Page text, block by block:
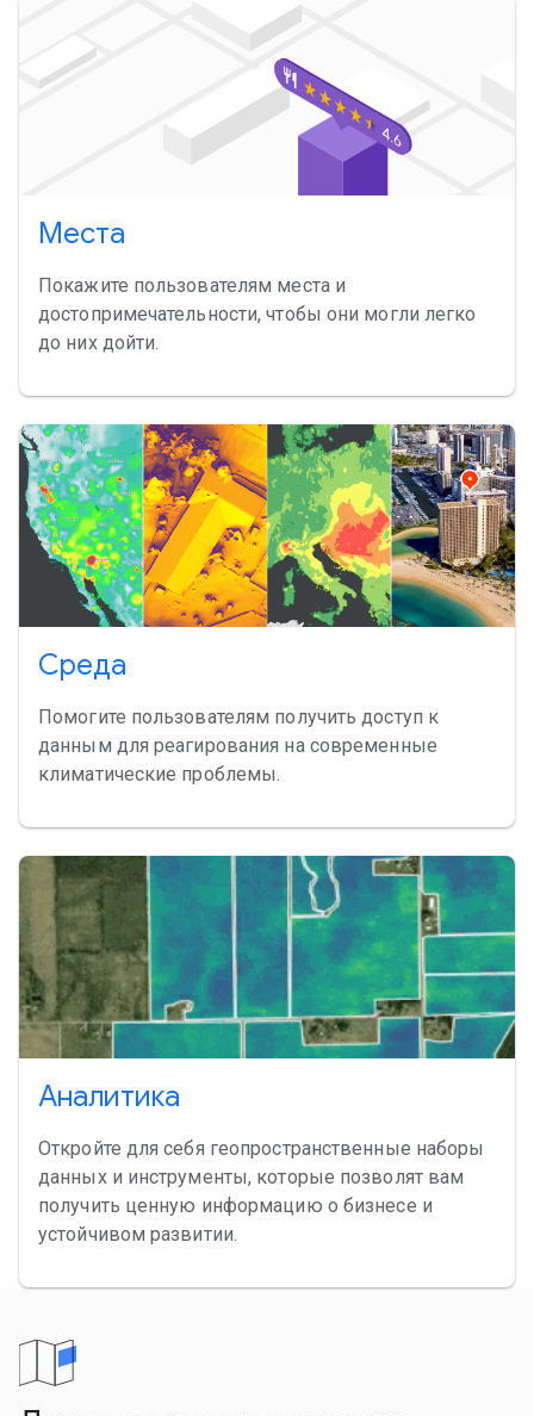
Места
Покажите пользователям места и
достопримечательности, чтобы они могли легко
до них дойти.
Среда
Помогите пользователям получить доступ к
данным для реагирования на современные
климатические проблемы.
Аналитика
Откройте для себя геопространственные наборы
данных и инструменты, которые позволят вам
получить ценную информацию о бизнесе и
устойчивом развитии.